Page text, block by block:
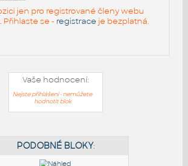
jen pro registrované členy webu
Přihlaste se - registrace je bezplatná.
Vaše hodnocení:
Nejste přihlášeni - nemůžete
hodnotit blok